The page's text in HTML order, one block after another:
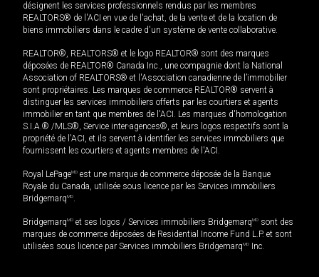
désignent les services professionnels rendus par les membres
REALTORS® de l'ACI en vue de l'achat, de la vente et de la location de
biens immobiliers dans le cadre d'un système de vente collaborative.
REALTOR®, REALTORS® et le logo REALTOR® sont des marques
déposées de REALTOR® Canada Inc., une compagnie dont la National
Association of REALTORS® et l'Association canadienne de l’immobilier
sont propriétaires. Les marques de commerce REALTOR® servent à
distinguer les services immobiliers offerts par les courtiers et agents
immobilier en tant que membres de l'ACI. Les marques d'homologation
S.I.A.® /MLS®, Service inter-agences®, et leurs logos respectifs sont la
propriété de l'ACI, et ils servent à identifier les services immobiliers que
fournissent les courtiers et agents membres de l'ACI.
Royal LePageMD est une marque de commerce déposée de la Banque
Royale du Canada, utilisée sous licence par les Services immobiliers
BridgemarqMD.
BridgemarqMD et ses logos / Services immobiliers BridgemarqMD sont des
marques de commerce déposées de Residential Income Fund L.P. et sont
utilisées sous licence par Services immobiliers BridgemarqMD Inc.